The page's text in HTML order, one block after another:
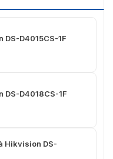
DS-D4015CS-1F
DS-D4018CS-1F
Hikvision DS-